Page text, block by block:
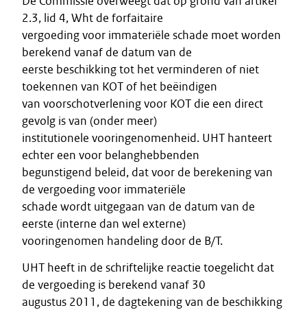
2.3, lid 4, Wht de forfaitaire
vergoeding voor immateriële schade moet worden
berekend vanaf de datum van de
eerste beschikking tot het verminderen of niet
toekennen van KOT of het beëindigen
van voorschotverlening voor KOT die een direct
gevolg is van (onder meer)
institutionele vooringenomenheid. UHT hanteert
echter een voor belanghebbenden
begunstigend beleid, dat voor de berekening van
de vergoeding voor immateriële
schade wordt uitgegaan van de datum van de
eerste (interne dan wel externe)
vooringenomen handeling door de B/T.
UHT heeft in de schriftelijke reactie toegelicht dat
de vergoeding is berekend vanaf 30
augustus 2011, de dagtekening van de beschikking